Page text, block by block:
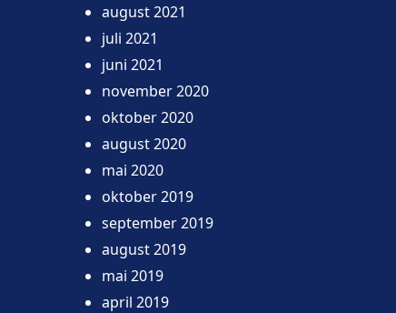
august 2021
juli 2021
juni 2021
november 2020
oktober 2020
august 2020
mai 2020
oktober 2019
september 2019
august 2019
mai 2019
april 2019